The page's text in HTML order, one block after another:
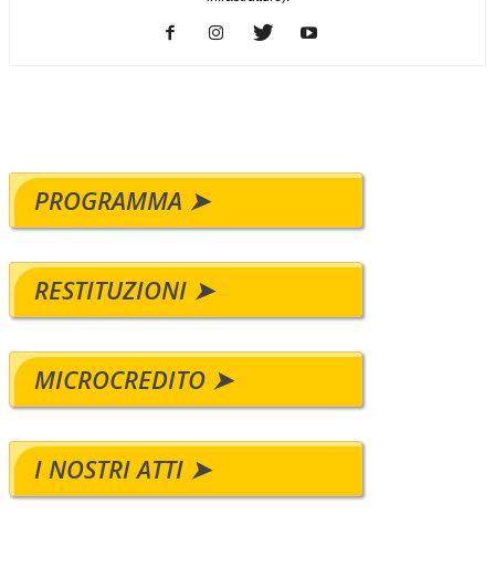
PROGRAMMA ➤
RESTITUZIONI ➤
MICROCREDITO ➤
I NOSTRI ATTI ➤